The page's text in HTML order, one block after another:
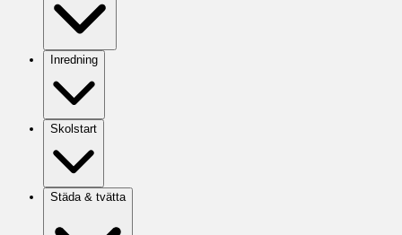
Inredning
Skolstart
Städa & tvätta